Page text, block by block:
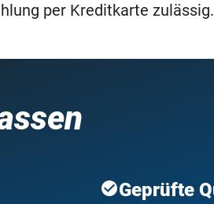
per Kreditkarte zulässig.
Geprüfte